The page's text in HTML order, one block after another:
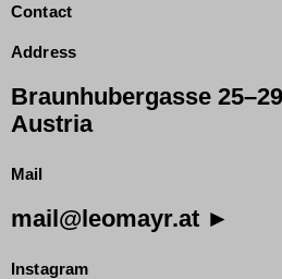
Contact
Address
Braunhubergasse
Austria
Mail
mail@leomayr.at ►
Instagram